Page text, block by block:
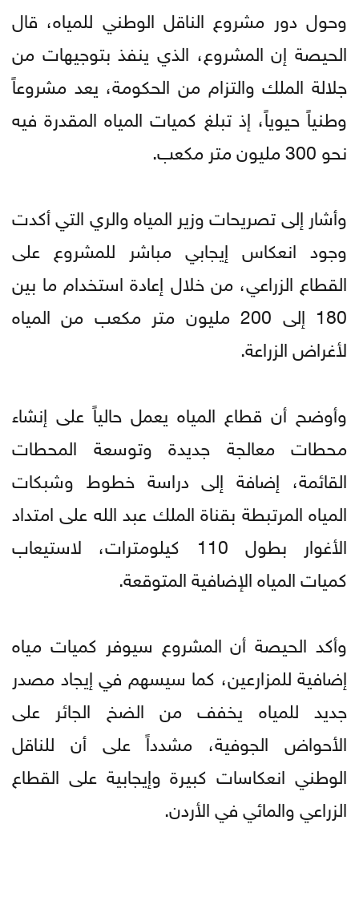
وحول دور مشروع الناقل الوطني للمياه، قال
الحيصة إن المشروع، الذي ينفذ بتوجيهات من
جلالة الملك والتزام من الحكومة، يعد مشروعاً
وطنياً حيوياً، إذ تبلغ كميات المياه المقدرة فيه
نحو 300 مليون متر مكعب.
وأشار إلى تصريحات وزير المياه والري التي أكدت
وجود انعكاس إيجابي مباشر للمشروع على
القطاع الزراعي، من خلال إعادة استخدام ما بين
180 إلى 200 مليون متر مكعب من المياه
لأغراض الزراعة.
وأوضح أن قطاع المياه يعمل حالياً على إنشاء
محطات معالجة جديدة وتوسعة المحطات
القائمة، إضافة إلى دراسة خطوط وشبكات
المياه المرتبطة بقناة الملك عبد الله على امتداد
الأغوار بطول 110 كيلومترات، لاستيعاب
كميات المياه الإضافية المتوقعة.
وأكد الحيصة أن المشروع سيوفر كميات مياه
إضافية للمزارعين، كما سيسهم في إيجاد مصدر
جديد للمياه يخفف من الضخ الجائر على
الأحواض الجوفية، مشدداً على أن للناقل
الوطني انعكاسات كبيرة وإيجابية على القطاع
الزراعي والمائي في الأردن.